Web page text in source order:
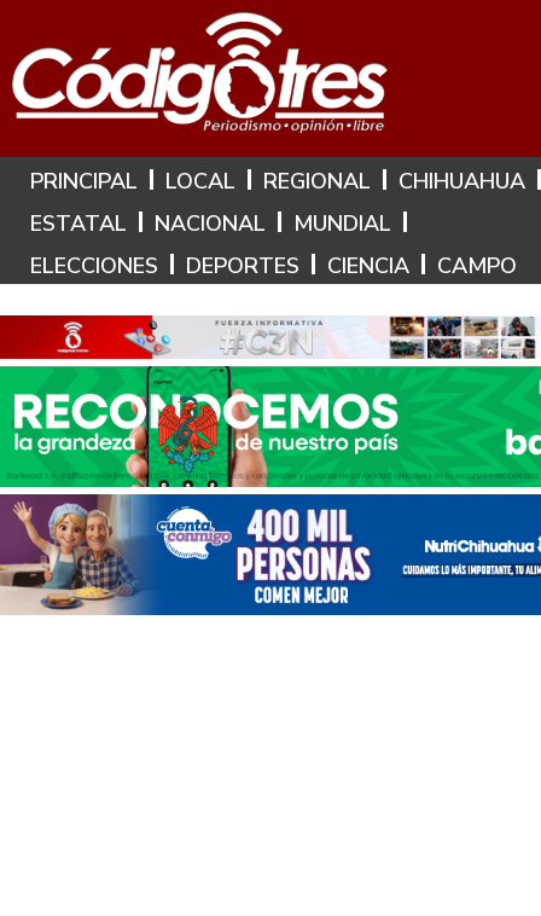
Hoy es: 9 de Agosto de 2026
PRINCIPAL LOCAL REGIONAL
CHIHUAHUA
ESTATAL
NACIONAL
MUNDIAL
ELECCIONES
DEPORTES CIENCIA CAMPO